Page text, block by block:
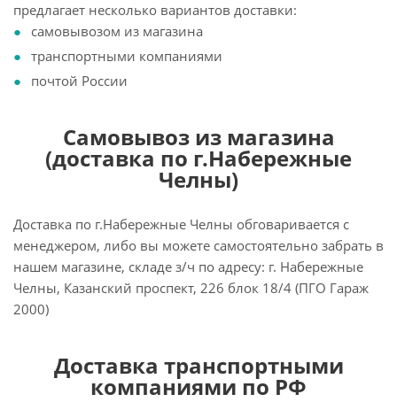
предлагает несколько вариантов доставки:
самовывозом из магазина
транспортными компаниями
почтой России
Самовывоз из магазина
(доставка по г.Набережные
Челны)
Доставка по г.Набережные Челны обговаривается с
менеджером, либо вы можете самостоятельно забрать в
нашем магазине, складе з/ч по адресу: г. Набережные
Челны, Казанский проспект, 226 блок 18/4 (ПГО Гараж
2000)
Доставка транспортными
компаниями по РФ